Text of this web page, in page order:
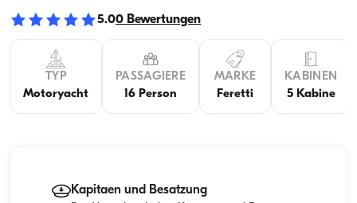
5.00 Bewertungen
TYP
Motoryacht
PASSAGIERE
16 Person
MARKE
Feretti
KABINEN
5 Kabine
Kapitaen und Besatzung